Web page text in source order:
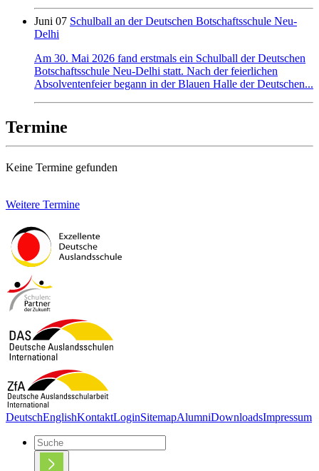
Juni 07 Schulball an der Deutschen Botschaftsschule Neu-
Delhi
Am 30. Mai 2026 fand erstmals ein Schulball der Deutschen
Botschaftsschule Neu-Delhi statt. Nach der feierlichen
Absolventenfeier begann in der Blauen Halle der Deutschen...
Termine
Keine Termine gefunden
Weitere Termine
DeutschEnglishKontaktLoginSitemapAlumniDownloadsImpressum